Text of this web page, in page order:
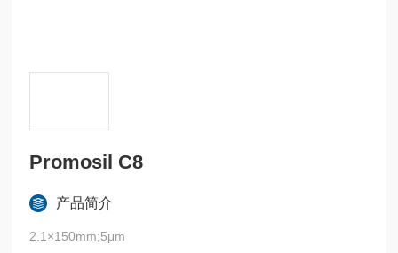
Promosil C8
产品简介
2.1×150mm;5μm